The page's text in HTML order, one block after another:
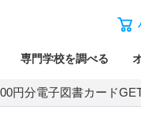
専門学校を調べる
円分電子図書カード